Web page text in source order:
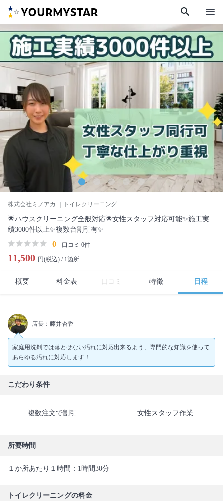
search menu
株式会社ミノアカ ｜トイレクリーニング
🌟ハウスクリーニング全般対応🌟女性スタッフ対応可能✨施工実
績3000件以上✨複数台割引有✨
0 口コミ 0件
11,500 円(税込) / 1箇所
概要 料金表 口コミ 特徴 日程
店長：藤井杏香
家庭用洗剤では落とせない汚れに対応出来るよう、専門的な知識を使って
あらゆる汚れに対応します！
こだわり条件
複数注文で割引 女性スタッフ作業
所要時間
１か所あたり１時間：1時間30分
トイレクリーニングの料金